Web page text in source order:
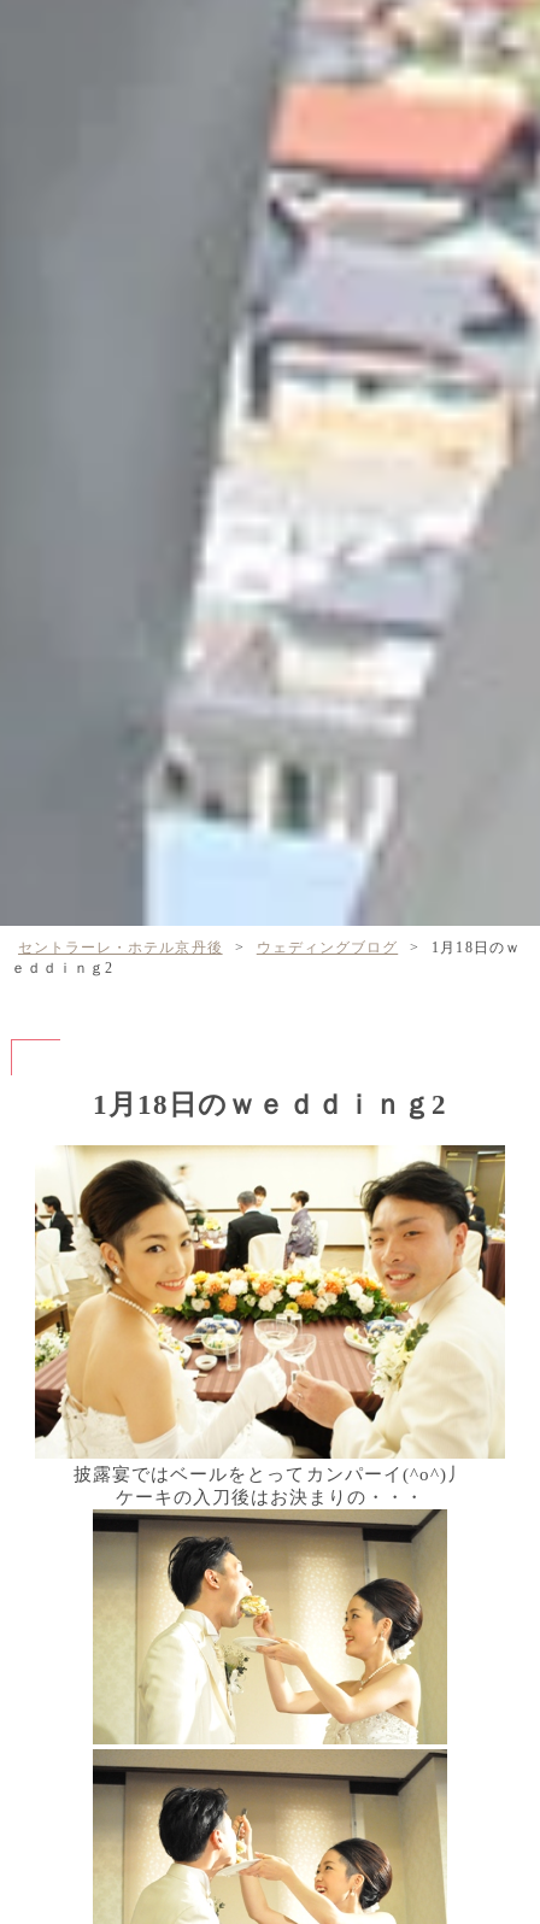
セントラーレ・ホテル京丹後 > ウェディングブログ >
1月18日のｗ
ｅｄｄｉｎｇ2
1月18日のｗｅｄｄｉｎｇ2
披露宴ではベールをとってカンパーイ(^o^)丿
ケーキの入刀後はお決まりの・・・